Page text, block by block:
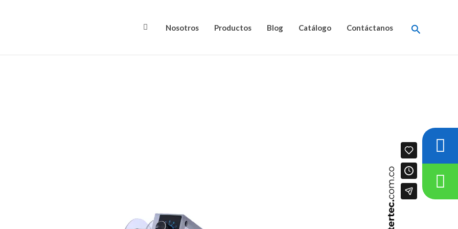
Nosotros Productos Blog Catálogo Contáctanos Buscar